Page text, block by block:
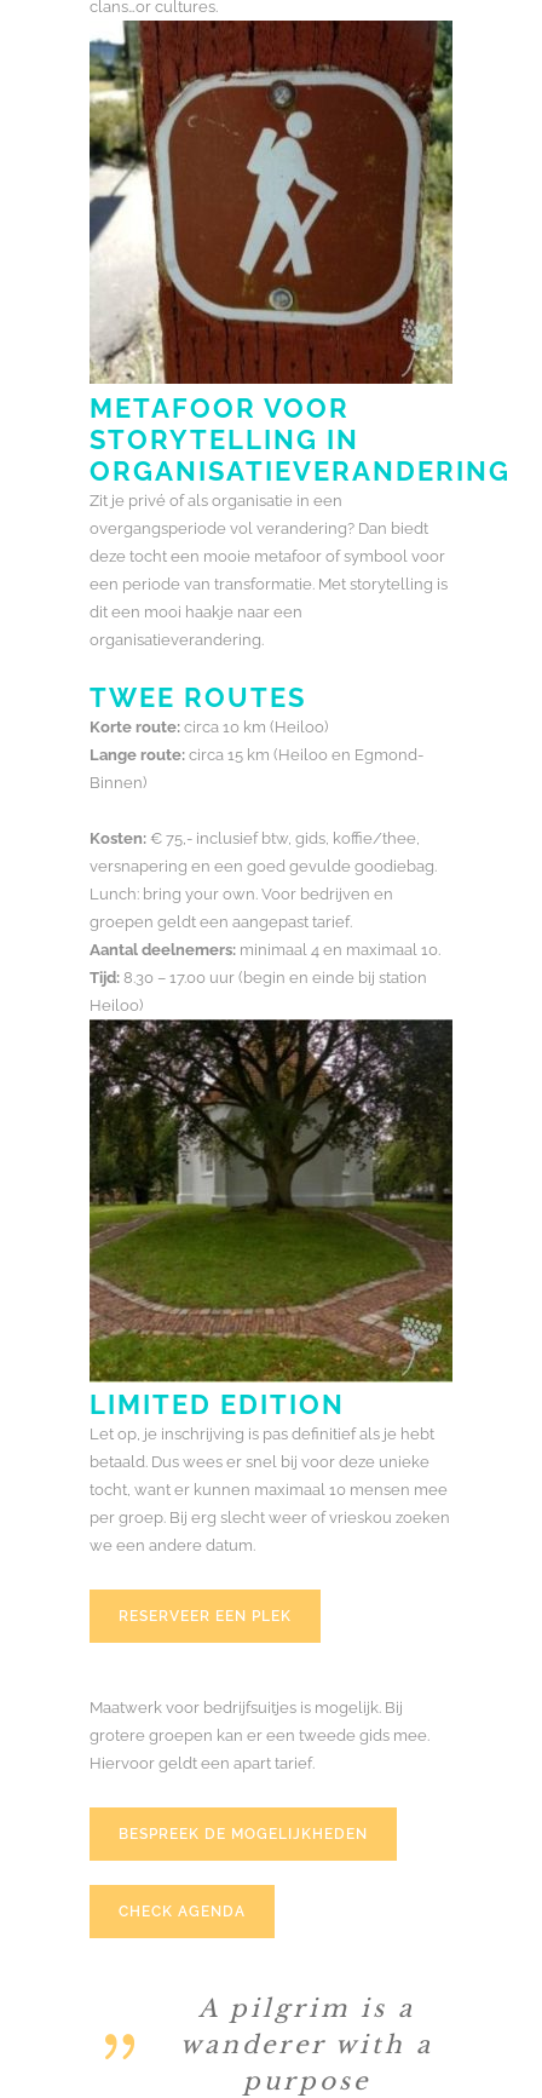
clans…or cultures.
METAFOOR VOOR
STORYTELLING IN
ORGANISATIEVERANDERING
Zit je privé of als organisatie in een
overgangsperiode vol verandering? Dan biedt
deze tocht een mooie metafoor of symbool voor
een periode van transformatie. Met storytelling is
dit een mooi haakje naar een
organisatieverandering.
TWEE ROUTES
Korte route: circa 10 km (Heiloo)
Lange route: circa 15 km (Heiloo en Egmond-
Binnen)
Kosten: € 75,- inclusief btw, gids, koffie/thee,
versnapering en een goed gevulde goodiebag.
Lunch: bring your own. Voor bedrijven en
groepen geldt een aangepast tarief.
Aantal deelnemers: minimaal 4 en maximaal 10.
Tijd: 8.30 – 17.00 uur (begin en einde bij station
Heiloo)
LIMITED EDITION
Let op, je inschrijving is pas definitief als je hebt
betaald. Dus wees er snel bij voor deze unieke
tocht, want er kunnen maximaal 10 mensen mee
per groep. Bij erg slecht weer of vrieskou zoeken
we een andere datum.
RESERVEER EEN PLEK
Maatwerk voor bedrijfsuitjes is mogelijk. Bij
grotere groepen kan er een tweede gids mee.
Hiervoor geldt een apart tarief.
BESPREEK DE MOGELIJKHEDEN
CHECK AGENDA
A pilgrim is a
wanderer with a
purpose